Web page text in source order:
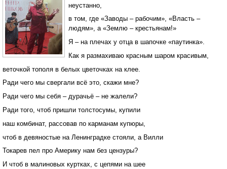
неустанно,
в том, где «Заводы – рабочим», «Власть –
людям», а «Землю – крестьянам!»
Я – на плечах у отца в шапочке «паутинка».
Как я размахиваю красным шаром красивым,
веточкой тополя в белых цветочках на клее.
Ради чего мы свергали всё это, скажи мне?
Ради чего мы себя – дурачьё – не жалели?
Ради того, чтоб пришли толстосумы, купили
наш комбинат, рассовав по карманам купюры,
чтоб в девяностые на Ленинградке стояли, а Вилли
Токарев пел про Америку нам без цензуры?
И чтоб в малиновых куртках, с цепями на шее